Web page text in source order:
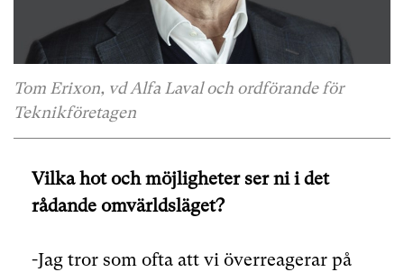
Tom Erixon, vd Alfa Laval och ordförande för
Teknikföretagen
Vilka hot och möjligheter ser ni i det
rådande omvärldsläget?
-Jag tror som ofta att vi överreagerar på